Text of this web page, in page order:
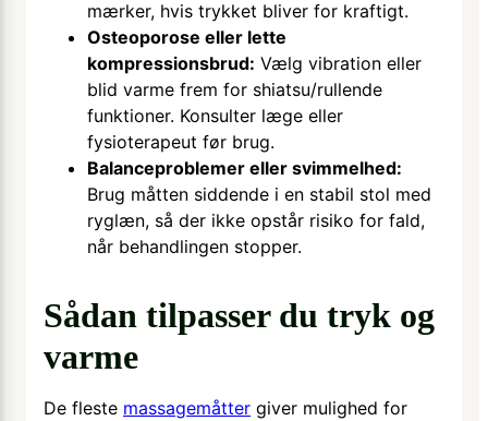
mærker, hvis trykket bliver for kraftigt.
Osteoporose eller lette
kompressionsbrud: Vælg vibration eller
blid varme frem for shiatsu/rullende
funktioner. Konsulter læge eller
fysioterapeut før brug.
Balanceproblemer eller svimmelhed:
Brug måtten siddende i en stabil stol med
ryglæn, så der ikke opstår risiko for fald,
når behandlingen stopper.
Sådan tilpasser du tryk og
varme
De fleste massagemåtter giver mulighed for